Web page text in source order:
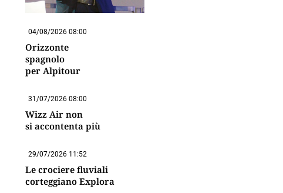
04/08/2026 08:00
Orizzonte
spagnolo
per Alpitour
31/07/2026 08:00
Wizz Air non
si accontenta più
29/07/2026 11:52
Le crociere fluviali
corteggiano Explora